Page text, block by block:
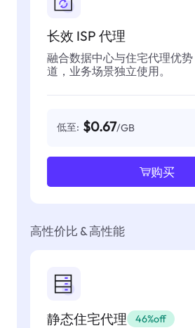
长效 ISP 代理
融合数据中心与住宅代理优势
道，业务场景独立使用。
低至: $0.67/GB
购买
高性价比 & 高性能
静态住宅代理 46%off